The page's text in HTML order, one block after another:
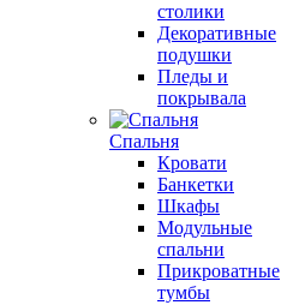
столики
Декоративные
подушки
Пледы и
покрывала
Спальня
Кровати
Банкетки
Шкафы
Модульные
спальни
Прикроватные
тумбы